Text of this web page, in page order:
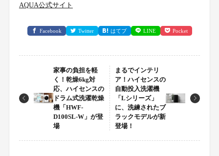
AQUA公式サイト
Facebook Twitter はてブ LINE Pocket
家事の負担を軽
く！乾燥6kg対
応、ハイセンスの
ドラム式洗濯乾燥
機「HWF-
D100SL-W」が登
場
まるでインテリ
ア！ハイセンスの
自動投入洗濯機
「Lシリーズ」
に、洗練されたブ
ラックモデルが新
登場！